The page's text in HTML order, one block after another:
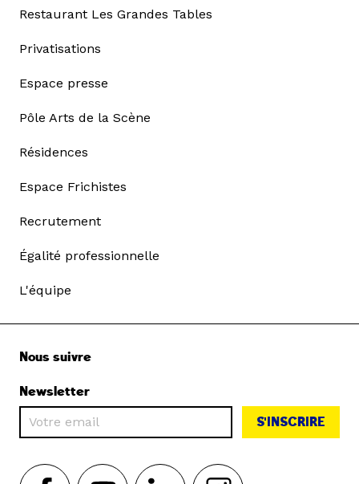
Restaurant Les Grandes Tables
Privatisations
Espace presse
Pôle Arts de la Scène
Résidences
Espace Frichistes
Recrutement
Égalité professionnelle
L'équipe
Nous suivre
Newsletter
S'INSCRIRE